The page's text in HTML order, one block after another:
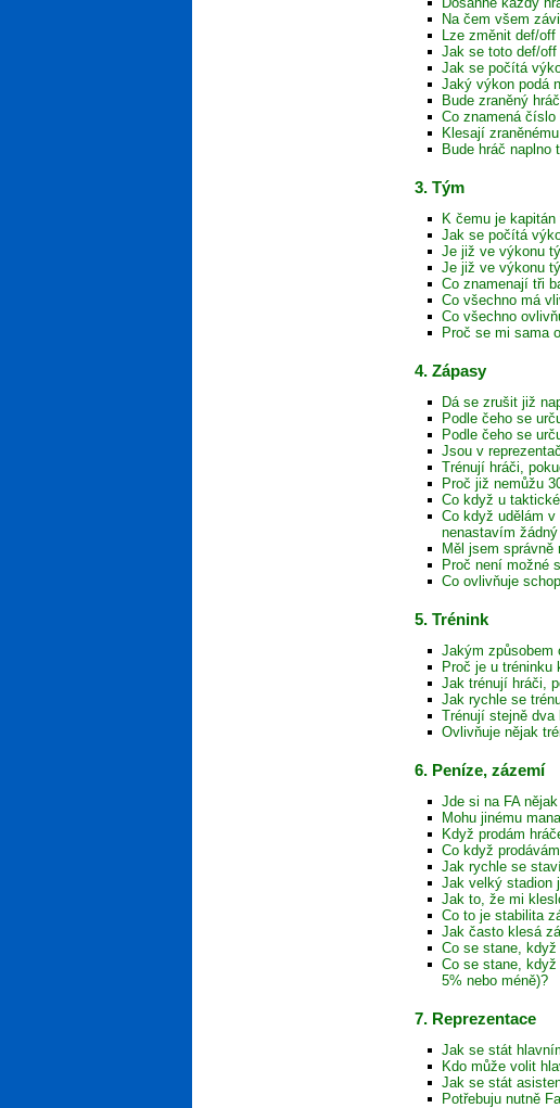
Na čem všem
Lze změnit def/
Jak se toto def/
Jak se počítá
Jaký výkon podá
Bude zraněný
Co znamená číslo
Klesají
Bude hráč naplno
3. Tým
K čemu je kapitán
Jak se počítá
Je již ve výkonu
Je již ve výkonu
Co znamenají tři
Co všechno má
Co všechno
Proč se mi sama
4. Zápasy
Dá se zrušit již
Podle čeho se
Podle čeho se
Jsou v
Trénují hráči,
Proč již nemůžu
Co když u
Co když udělám
nenastavím
Měl jsem
Proč není možné
Co ovlivňuje
5. Trénink
Jakým způsobem
Proč je u tréninku
Jak trénují hráči,
Jak rychle se
Trénují stejně dva
Ovlivňuje nějak
6. Peníze, zázemí
Jde si na FA
Mohu jinému
Když prodám
Co když
Jak rychle se
Jak velký stadion
Jak to, že mi
Co to je stabilita
Jak často klesá
Co se stane,
Co se stane,
5% nebo méně)?
7. Reprezentace
Jak se stát
Kdo může volit
Jak se stát
Potřebuju nutně